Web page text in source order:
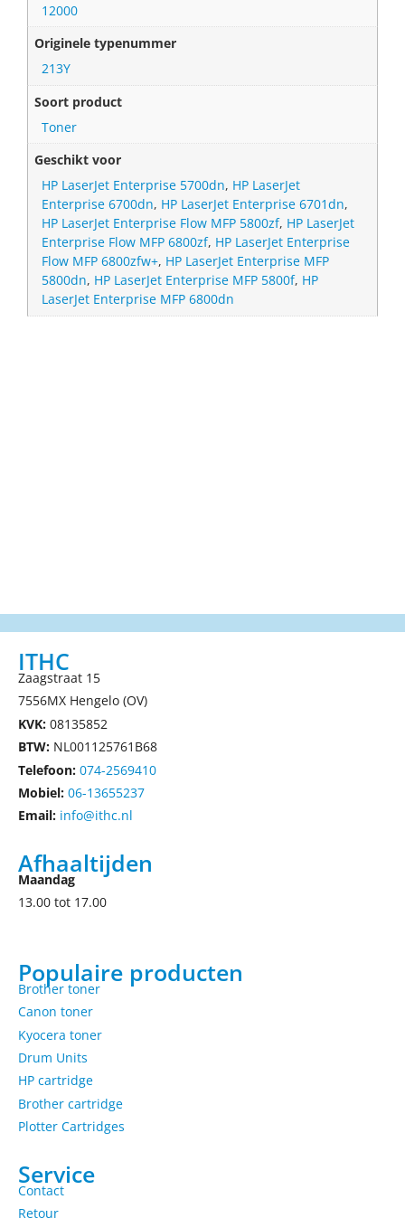
12000
Originele typenummer
213Y
Soort product
Toner
Geschikt voor
HP LaserJet Enterprise 5700dn, HP LaserJet
Enterprise 6700dn, HP LaserJet Enterprise 6701dn,
HP LaserJet Enterprise Flow MFP 5800zf, HP LaserJet
Enterprise Flow MFP 6800zf, HP LaserJet Enterprise
Flow MFP 6800zfw+, HP LaserJet Enterprise MFP
5800dn, HP LaserJet Enterprise MFP 5800f, HP
LaserJet Enterprise MFP 6800dn
ITHC
Zaagstraat 15
7556MX Hengelo (OV)
KVK: 08135852
BTW: NL001125761B68
Telefoon: 074-2569410
Mobiel: 06-13655237
Email: info@ithc.nl
Afhaaltijden
Maandag
13.00 tot 17.00
Populaire producten
Brother toner
Canon toner
Kyocera toner
Drum Units
HP cartridge
Brother cartridge
Plotter Cartridges
Service
Contact
Retour